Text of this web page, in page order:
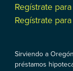
Regístrate
Regístrate
Sirviendo a
préstamos